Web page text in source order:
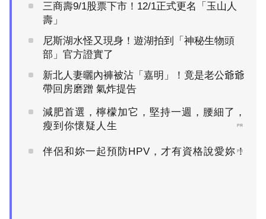
三商壽9/1股票下市！12/1正式更名「玉山人
壽」
尼斯湖水怪又現身！遊湖拍到「神秘生物頭
部」官方證實了
新北人妻曬內褲被沾「嘉明」！竟是老公爺爺
帶回房磨蹭 氣炸提告
減肥首選，檸檬加它，堅持一週，腰細了，
瘦到你懷疑人生
PR
伴侶和妳一起預防HPV，才有資格說愛妳！
PR